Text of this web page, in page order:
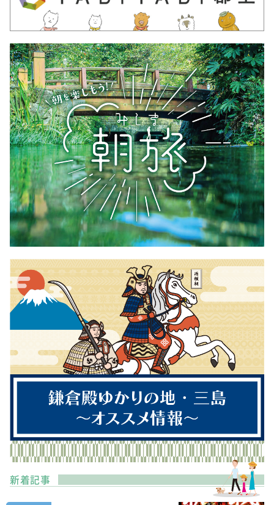
新着記事